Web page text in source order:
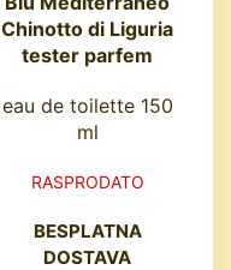
Chinotto di Liguria
tester parfem
eau de toilette 150
ml
RASPRODATO
BESPLATNA
DOSTAVA